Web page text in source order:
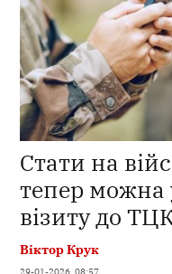
Стати на
тепер можна
візиту до
Віктор Крук
29-01-2026, 08:57